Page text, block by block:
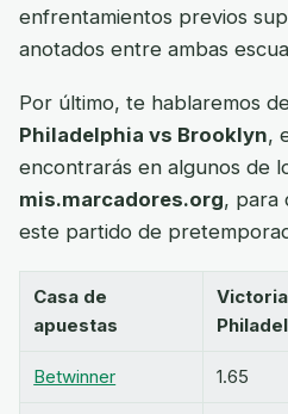
enfrentamientos previos
anotados entre ambas
Por último, te hablaremos
Philadelphia vs Brooklyn,
encontrarás en algunos de
mis.marcadores.org, para
este partido de
Casa de
apuestas
Victoria
Betwinner 1.65